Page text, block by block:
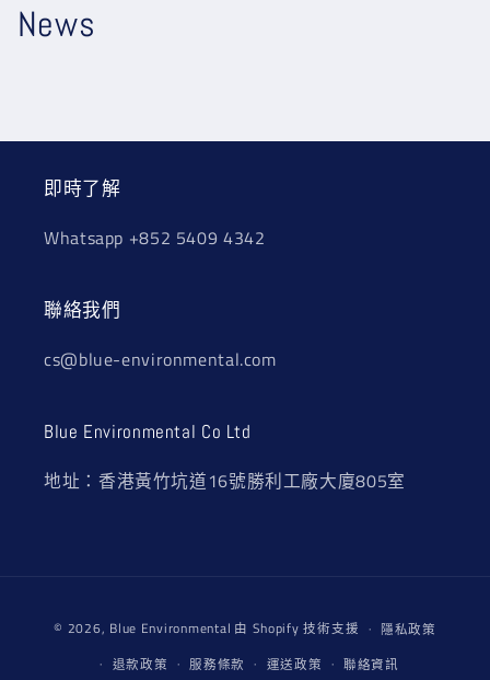
News
即時了解
Whatsapp +852 5409 4342
聯絡我們
cs@blue-environmental.com
Blue Environmental Co Ltd
地址：香港黃竹坑道16號勝利工廠大廈805室
款
方
© 2026, Blue Environmental 由 Shopify 技術支援
隱私政策
退款政策
服務條款 運送政策 聯絡資訊